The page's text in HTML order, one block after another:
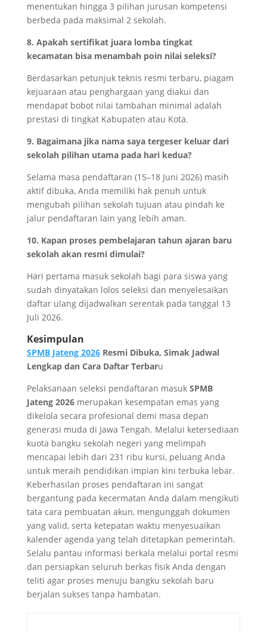
menentukan hingga 3 pilihan jurusan kompetensi
berbeda pada maksimal 2 sekolah.
8. Apakah sertifikat juara lomba tingkat
kecamatan bisa menambah poin nilai seleksi?
Berdasarkan petunjuk teknis resmi terbaru, piagam
kejuaraan atau penghargaan yang diakui dan
mendapat bobot nilai tambahan minimal adalah
prestasi di tingkat Kabupaten atau Kota.
9. Bagaimana jika nama saya tergeser keluar dari
sekolah pilihan utama pada hari kedua?
Selama masa pendaftaran (15–18 Juni 2026) masih
aktif dibuka, Anda memiliki hak penuh untuk
mengubah pilihan sekolah tujuan atau pindah ke
jalur pendaftaran lain yang lebih aman.
10. Kapan proses pembelajaran tahun ajaran baru
sekolah akan resmi dimulai?
Hari pertama masuk sekolah bagi para siswa yang
sudah dinyatakan lolos seleksi dan menyelesaikan
daftar ulang dijadwalkan serentak pada tanggal 13
Juli 2026.
Kesimpulan
SPMB Jateng 2026Resmi Dibuka, Simak Jadwal
Lengkap dan Cara Daftar Terbaru
Pelaksanaan seleksi pendaftaran masuk SPMB
Jateng 2026merupakan kesempatan emas yang
dikelola secara profesional demi masa depan
generasi muda di Jawa Tengah. Melalui ketersediaan
kuota bangku sekolah negeri yang melimpah
mencapai lebih dari 231 ribu kursi, peluang Anda
untuk meraih pendidikan impian kini terbuka lebar.
Keberhasilan proses pendaftaran ini sangat
bergantung pada kecermatan Anda dalam mengikuti
tata cara pembuatan akun, mengunggah dokumen
yang valid, serta ketepatan waktu menyesuaikan
kalender agenda yang telah ditetapkan pemerintah.
Selalu pantau informasi berkala melalui portal resmi
dan persiapkan seluruh berkas fisik Anda dengan
teliti agar proses menuju bangku sekolah baru
berjalan sukses tanpa hambatan.